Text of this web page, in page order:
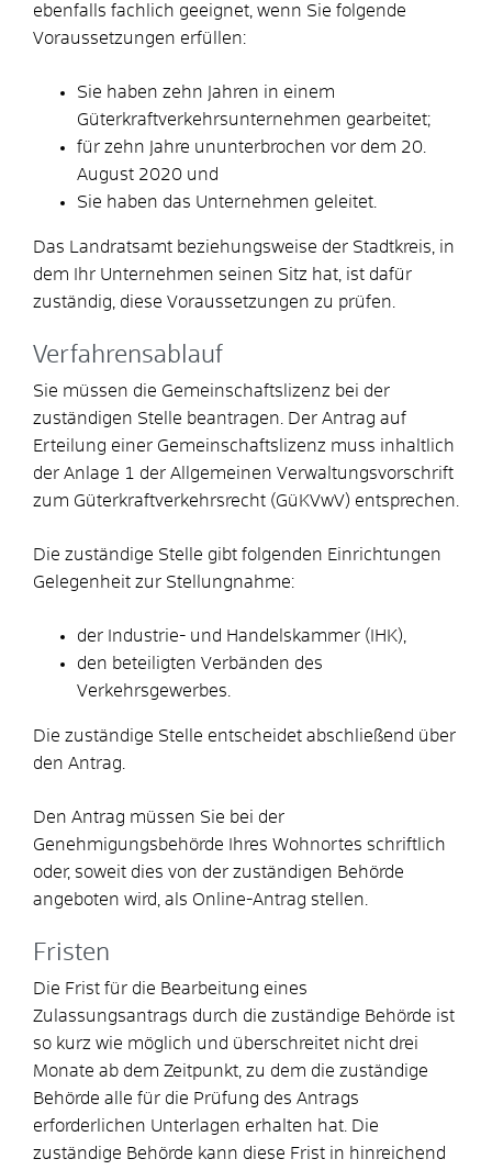
ebenfalls fachlich geeignet, wenn Sie folgende
Voraussetzungen erfüllen:
Sie haben zehn Jahren in einem
Güterkraftverkehrsunternehmen gearbeitet;
für zehn Jahre ununterbrochen vor dem 20.
August 2020 und
Sie haben das Unternehmen geleitet.
Das Landratsamt beziehungsweise der Stadtkreis, in
dem Ihr Unternehmen seinen Sitz hat, ist dafür
zuständig, diese Voraussetzungen zu prüfen.
Verfahrensablauf
Sie müssen die Gemeinschaftslizenz bei der
zuständigen Stelle beantragen. Der Antrag auf
Erteilung einer Gemeinschaftslizenz muss inhaltlich
der Anlage 1 der Allgemeinen Verwaltungsvorschrift
zum Güterkraftverkehrsrecht (GüKVwV) entsprechen.
Die zuständige Stelle gibt folgenden Einrichtungen
Gelegenheit zur Stellungnahme:
der Industrie- und Handelskammer (IHK),
den beteiligten Verbänden des
Verkehrsgewerbes.
Die zuständige Stelle entscheidet abschließend über
den Antrag.
Den Antrag müssen Sie bei der
Genehmigungsbehörde Ihres Wohnortes schriftlich
oder, soweit dies von der zuständigen Behörde
angeboten wird, als Online-Antrag stellen.
Fristen
Die Frist für die Bearbeitung eines
Zulassungsantrags durch die zuständige Behörde ist
so kurz wie möglich und überschreitet nicht drei
Monate ab dem Zeitpunkt, zu dem die zuständige
Behörde alle für die Prüfung des Antrags
erforderlichen Unterlagen erhalten hat. Die
zuständige Behörde kann diese Frist in hinreichend